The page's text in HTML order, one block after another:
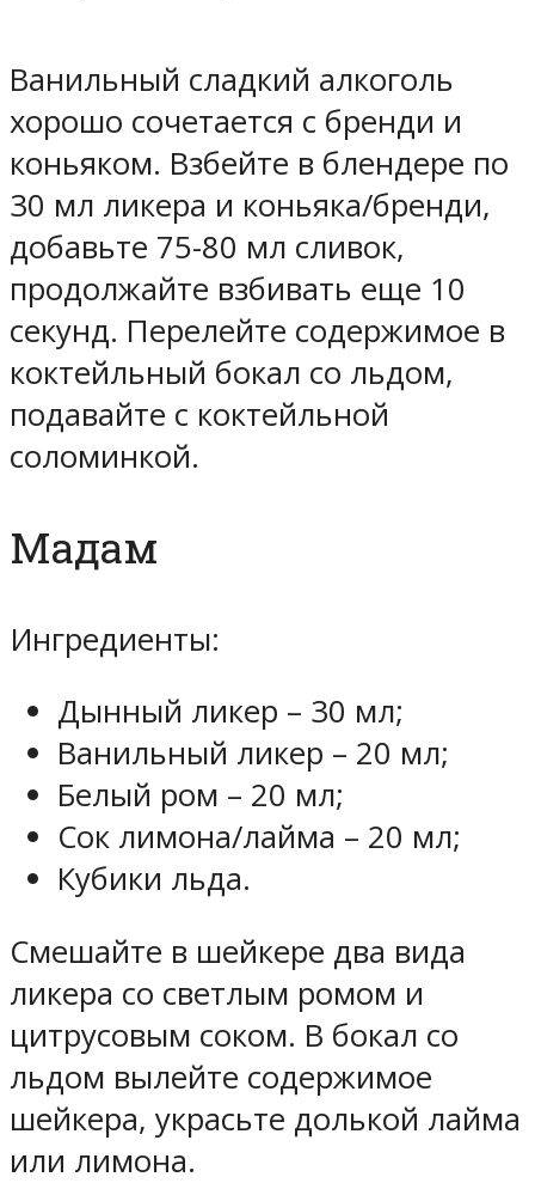
Ванильный сладкий алкоголь
хорошо сочетается с бренди и
коньяком. Взбейте в блендере по
30 мл ликера и коньяка/бренди,
добавьте 75-80 мл сливок,
продолжайте взбивать еще 10
секунд. Перелейте содержимое в
коктейльный бокал со льдом,
подавайте с коктейльной
соломинкой.
Мадам
Ингредиенты:
Дынный ликер – 30 мл;
Ванильный ликер – 20 мл;
Белый ром – 20 мл;
Сок лимона/лайма – 20 мл;
Кубики льда.
Смешайте в шейкере два вида
ликера со светлым ромом и
цитрусовым соком. В бокал со
льдом вылейте содержимое
шейкера, украсьте долькой лайма
или лимона.